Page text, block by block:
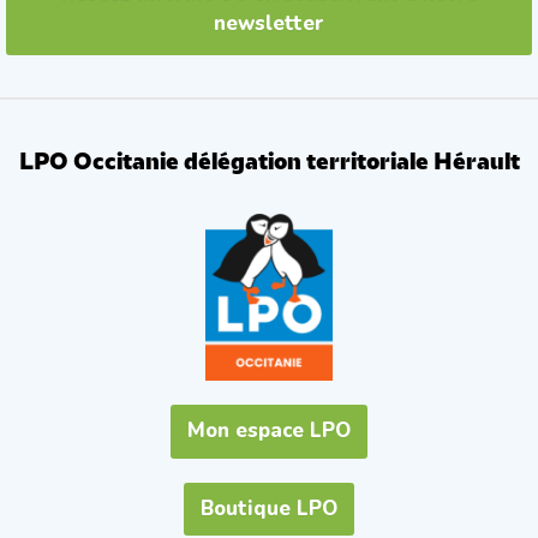
newsletter
LPO Occitanie délégation territoriale Hérault
Mon espace LPO
Boutique LPO